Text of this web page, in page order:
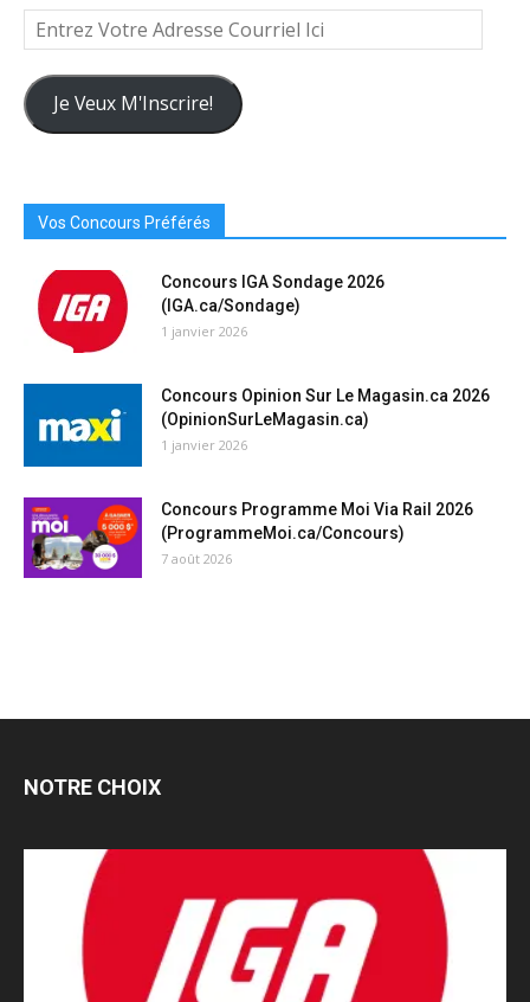
Entrez
Votre
Adresse
Courriel
Ici
Je Veux M'Inscrire!
Vos Concours Préférés
Concours IGA Sondage 2026
(IGA.ca/Sondage)
1 janvier 2026
Concours Opinion Sur Le Magasin.ca 2026
(OpinionSurLeMagasin.ca)
1 janvier 2026
Concours Programme Moi Via Rail 2026
(ProgrammeMoi.ca/Concours)
7 août 2026
NOTRE CHOIX